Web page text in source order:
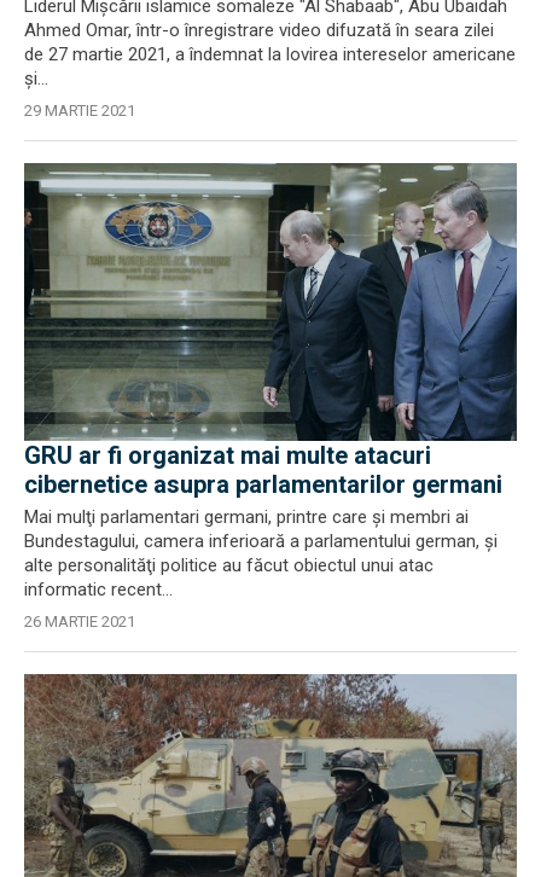
Liderul Mișcării islamice somaleze "Al Shabaab", Abu Ubaidah
Ahmed Omar, într-o înregistrare video difuzată în seara zilei
de 27 martie 2021, a îndemnat la lovirea intereselor americane
și...
29 MARTIE 2021
GRU ar fi organizat mai multe atacuri
cibernetice asupra parlamentarilor germani
Mai mulţi parlamentari germani, printre care şi membri ai
Bundestagului, camera inferioară a parlamentului german, şi
alte personalităţi politice au făcut obiectul unui atac
informatic recent...
26 MARTIE 2021